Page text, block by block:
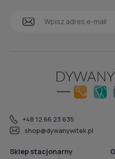
+48 12 66 23 635
shop@dywanywitek.pl
Sklep stacjonarny